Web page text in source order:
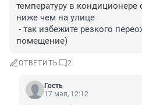
температуру в кондиционере
ниже чем на улице
- так избежите резкого
помещение)
ОТВЕТИТЬ 2
Гость
17 мая, 12:12